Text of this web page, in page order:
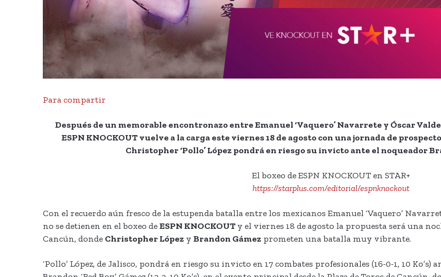
Para compartir
Después de un memorable encontronazo entre Emanuel ‘Vaquero’ Navarrete y Óscar
ESPN KNOCKOUT vuelve a la carga este viernes 18 de agosto con una jornada de
Christopher ‘Pollo’ López pondrá en riesgo su invicto ante el noqueador
El boxeo de ESPN KNOCKOUT en STAR+
https://starplus.com/editorial/espnknockout
Con el recuerdo aún fresco de la estupenda batalla entre los mexicanos Emanuel ‘Vaquero’
no se detienen en el boxeo deESPN KNOCKOUTy el viernes 18 de agosto la propuesta será una
Cancún, donde Christopher López y Brandon Gámez prometen una batalla muy vibrante.
‘Pollo’ López, de Jalisco, pondrá en riesgo su invicto en 17 combates profesionales (16-0-1, 10